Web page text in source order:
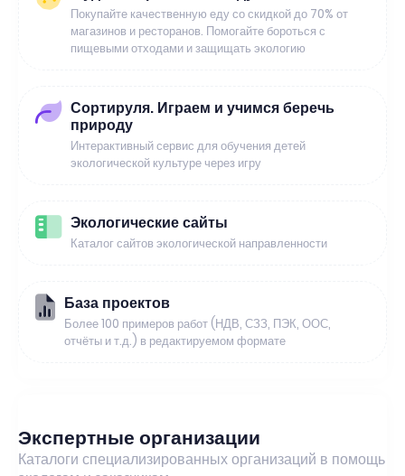
Покупайте качественную еду со скидкой до 70% от
магазинов и ресторанов. Помогайте бороться с
пищевыми отходами и защищать экологию
Сортируля. Играем и учимся беречь
природу
Интерактивный сервис для обучения детей
экологической культуре через игру
Экологические сайты
Каталог сайтов экологической направленности
База проектов
Более 100 примеров работ (НДВ, СЗЗ, ПЭК, ООС,
отчёты и т.д.) в редактируемом формате
Экспертные организации
Каталоги специализированных организаций в помощь